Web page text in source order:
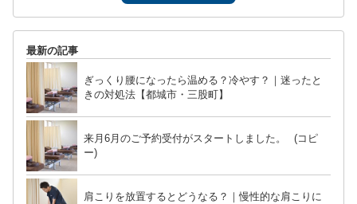
最新の記事
ぎっくり腰になったら温める？冷やす？｜迷ったと
きの対処法【都城市・三股町】
来月6月のご予約受付がスタートしました。 (コピ
ー)
肩こりを放置するとどうなる？｜慢性的な肩こりに